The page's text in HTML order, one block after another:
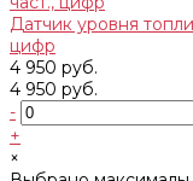
Датчик уровня
цифр
4 950 руб.
4 950 руб.
-
+
×